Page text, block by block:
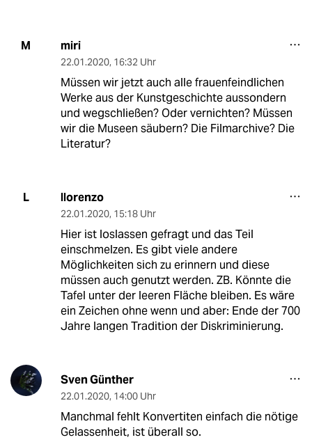
M miri
22.01.2020, 16:32 Uhr
Müssen wir jetzt auch alle frauenfeindlichen
Werke aus der Kunstgeschichte aussondern
und wegschließen? Oder vernichten? Müssen
wir die Museen säubern? Die Filmarchive? Die
Literatur?
L llorenzo
22.01.2020, 15:18 Uhr
Hier ist loslassen gefragt und das Teil
einschmelzen. Es gibt viele andere
Möglichkeiten sich zu erinnern und diese
müssen auch genutzt werden. ZB. Könnte die
Tafel unter der leeren Fläche bleiben. Es wäre
ein Zeichen ohne wenn und aber: Ende der 700
Jahre langen Tradition der Diskriminierung.
Sven Günther
22.01.2020, 14:00 Uhr
Manchmal fehlt Konvertiten einfach die nötige
Gelassenheit, ist überall so.